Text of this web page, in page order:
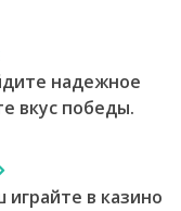
надежное
вкус победы.
в казино